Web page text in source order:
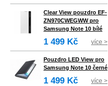
Clear View pouzdro EF-
ZN970CWEGWW pro
Samsung Note 10 bílé
1 499 Kč více >
Pouzdro LED View pro
Samsung Note 10 černé
1 499 Kč více >